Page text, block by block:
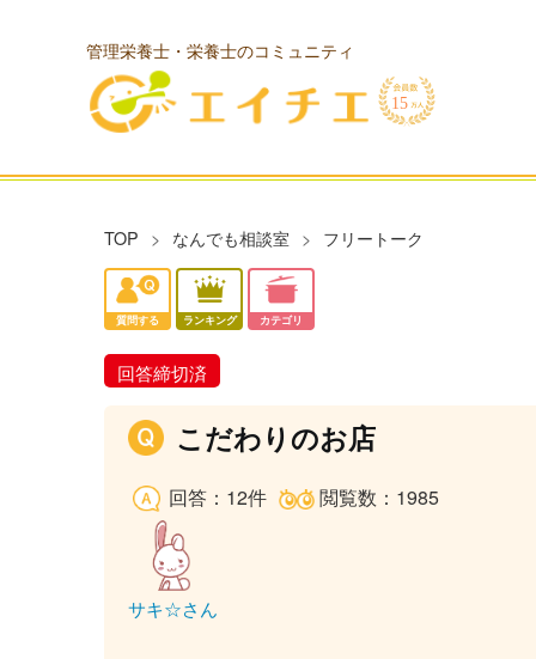
管理栄養士・栄養士のコミュニティ
TOP なんでも相談室 フリートーク
質問する ランキング カテゴリ
回答締切済
こだわりのお店
回答：12件 閲覧数：1985
サキ☆さん